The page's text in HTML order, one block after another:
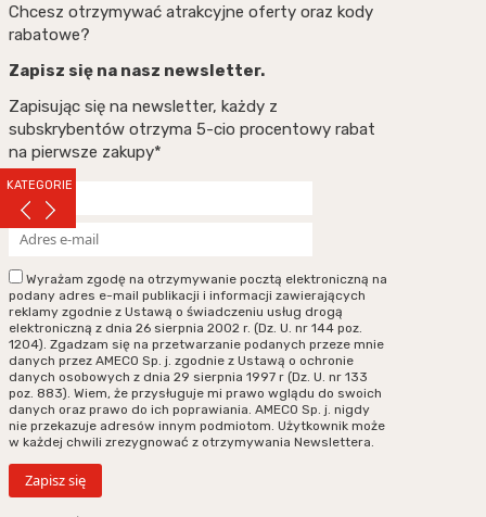
KATEGORIE
Chcesz otrzymywać atrakcyjne oferty oraz kody
rabatowe?
Zapisz się na nasz newsletter.
Zapisując się na newsletter, każdy z
subskrybentów otrzyma 5-cio procentowy rabat
na pierwsze zakupy*
Wyrażam zgodę na otrzymywanie pocztą elektroniczną na
podany adres e-mail publikacji i informacji zawierających
reklamy zgodnie z Ustawą o świadczeniu usług drogą
elektroniczną z dnia 26 sierpnia 2002 r. (Dz. U. nr 144 poz.
1204). Zgadzam się na przetwarzanie podanych przeze mnie
danych przez AMECO Sp. j. zgodnie z Ustawą o ochronie
danych osobowych z dnia 29 sierpnia 1997 r (Dz. U. nr 133
poz. 883). Wiem, że przysługuje mi prawo wglądu do swoich
danych oraz prawo do ich poprawiania. AMECO Sp. j. nigdy
nie przekazuje adresów innym podmiotom. Użytkownik może
w każdej chwili zrezygnować z otrzymywania Newslettera.